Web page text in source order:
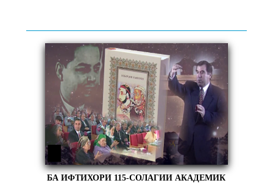
БА ИФТИХОРИ 115-СОЛАГИИ АКАДЕМИК